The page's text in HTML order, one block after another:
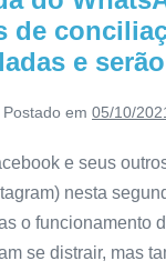
de
e
Postado em 05/10/
e seus
nesta
o funcionamento
se distrair, mas